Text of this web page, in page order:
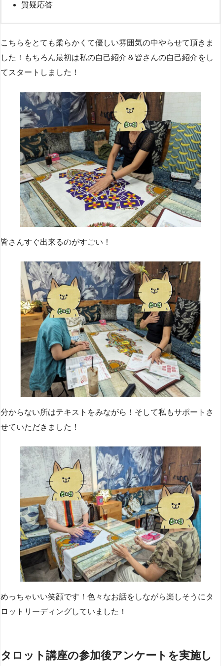
質疑応答
こちらをとても柔らかくて優しい雰囲気の中やらせて頂きま
した！もちろん最初は私の自己紹介＆皆さんの自己紹介をし
てスタートしました！
皆さんすぐ出来るのがすごい！
分からない所はテキストをみながら！そして私もサポートさ
せていただきました！
めっちゃいい笑顔です！色々なお話をしながら楽しそうにタ
ロットリーディングしていました！
タロット講座の参加後アンケートを実施し